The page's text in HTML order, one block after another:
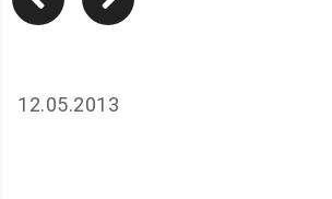
12.05.2013